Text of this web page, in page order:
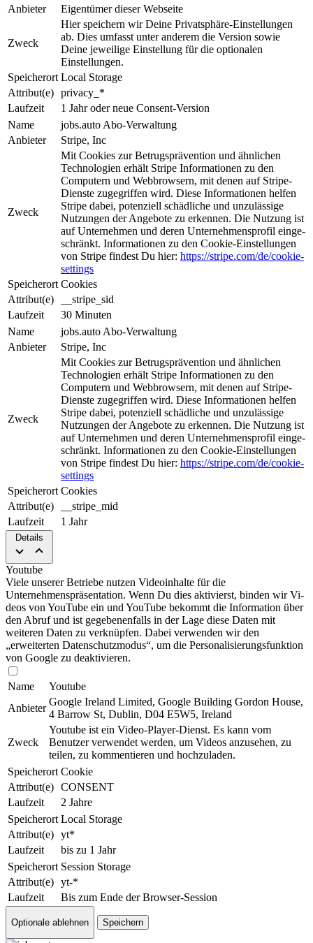
Anbieter
Eigentümer dieser Webseite
Zweck
Hier speichern wir Deine Privat­sphäre-Ein­stel­lun­gen
ab. Dies um­fasst unter anderem die Ver­sion sowie
Deine jeweilige Ein­stel­lung für die optionalen
Einstellungen.
Speicherort Local Storage
Attribut(e) privacy_*
Laufzeit
1 Jahr oder neue Consent-Version
Name
jobs.auto Abo-Verwaltung
Anbieter
Stripe, Inc
Zweck
Mit Cookies zur Be­trugs­prä­ven­tion und ähnlichen
Tech­nologien erhält Stripe Informationen zu den
Computern und Web­brow­sern, mit denen auf Stripe-
Dienste zugegriffen wird. Diese Informationen helfen
Stripe da­bei, potenziell schädliche und unzulässige
Nutzungen der An­ge­bo­te zu erkennen. Die Nut­zung ist
auf Unternehmen und deren Unternehmensprofil ein­ge­
schrän­kt. Informationen zu den Cookie-Einstellungen
von Stripe findest Du hier: https://stripe.com/de/cookie-
settings
Speicherort Cookies
Attribut(e)
__stripe_sid
Laufzeit
30 Minuten
Name
jobs.auto Abo-Verwaltung
Anbieter
Stripe, Inc
Zweck
Mit Cookies zur Be­trugs­prä­ven­tion und ähnlichen
Tech­nologien erhält Stripe Informationen zu den
Computern und Web­brow­sern, mit denen auf Stripe-
Dienste zugegriffen wird. Diese Informationen helfen
Stripe da­bei, potenziell schädliche und unzulässige
Nutzungen der An­ge­bo­te zu erkennen. Die Nut­zung ist
auf Unternehmen und deren Unternehmensprofil ein­ge­
schrän­kt. Informationen zu den Cookie-Einstellungen
von Stripe findest Du hier: https://stripe.com/de/cookie-
settings
Speicherort Cookies
Attribut(e)
__stripe_mid
Laufzeit
1 Jahr
Details
Youtube
Viele unserer Betriebe nutzen Video­in­hal­te für die
Unternehmenspräsentation. Wenn Du dies aktivierst, binden wir Vi­
deos von YouTube ein und YouTube be­kommt die Information über
den Abruf und ist gegebenenfalls in der Lage diese Daten mit
weiteren Daten zu verknüpfen. Dabei verwenden wir den
„erweiterten Datenschutzmodus“, um die Per­so­nal­isie­rungs­funk­tion
von Google zu de­ak­ti­vie­ren.
Name
Youtube
Anbieter
Google Ireland Limited, Google Building Gordon House,
4 Barrow St, Dublin, D04 E5W5, Ireland
Zweck
Youtube ist ein Video-Player-Dienst. Es kann vom
Benutzer verwendet werden, um Videos anzusehen, zu
teilen, zu kommentieren und hoch­zu­la­den.
Speicherort Cookie
Attribut(e) CONSENT
Laufzeit
2 Jahre
Speicherort Local Storage
Attribut(e) yt*
Laufzeit
bis zu 1 Jahr
Speicherort Session Storage
Attribut(e) yt-*
Laufzeit
Bis zum Ende der Browser-Session
Optionale ablehnen Speichern